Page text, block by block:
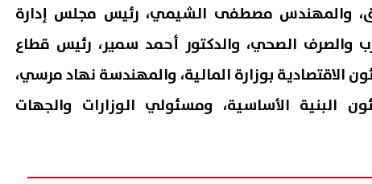
والمهندس مصطفى الشيمي، رئيس مجلس إدارة
والصرف الصحي، والدكتور أحمد سمير، رئيس قطاع
الاقتصادية بوزارة المالية، والمهندسة نهاد مرسي،
البنية الأساسية، ومسئولي الوزارات والجهات